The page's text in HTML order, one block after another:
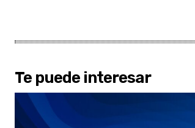
Te puede interesar